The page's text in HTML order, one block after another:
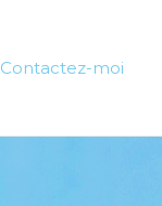
Contactez-moi